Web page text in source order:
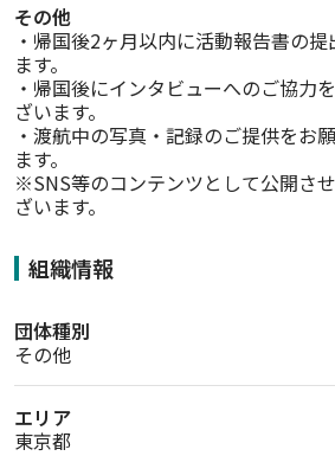
その他
・帰国後2ヶ月以内に活動報告書の
ます。
・帰国後にインタビューへのご協力
ざいます。
・渡航中の写真・記録のご提供をお
ます。
※SNS等のコンテンツとして公開さ
ざいます。
組織情報
団体種別
その他
エリア
東京都